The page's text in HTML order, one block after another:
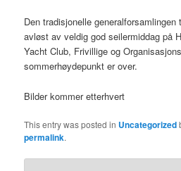
Den tradisjonelle
avløst av veldig god seilermiddag på
Yacht Club, Frivillige og
sommerhøydepunkt er over.
Bilder kommer etterhvert
This entry was posted in Uncategorized
permalink.